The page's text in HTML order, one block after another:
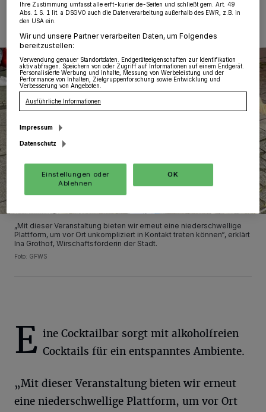
„Mit dieser Veranstaltung bieten wir erneut eine niederschwellige
Plattform, um vor Ort unkompliziert in Kontakt treten können“, erklärt
Ina Grothof, Wirschaftsförderin der Stadt.
Foto: GFWS
E ine Cocktailbar sorgt mit alkoholfreien
Cocktails für ein entspanntes Ambiente.
„Mit dieser Veranstaltung bieten wir erneut
eine niederschwellige Plattform, um vor Ort
Ihre Zustimmung umfasst alle erft-kurier.de-Seiten und schließt gem. Art. 49
Abs. 1 S. 1 lit. a DSGVO auch die Datenverarbeitung außerhalb des EWR, z.B. in
den USA ein.
Wir und unsere Partner verarbeiten Daten, um Folgendes
bereitzustellen:
Verwendung genauer Standortdaten. Endgeräteeigenschaften zur Identifikation
aktiv abfragen. Speichern von oder Zugriff auf Informationen auf einem Endgerät.
Personalisierte Werbung und Inhalte, Messung von Werbeleistung und der
Performance von Inhalten, Zielgruppenforschung sowie Entwicklung und
Verbesserung von Angeboten.
Ausführliche Informationen
Impressum
Datenschutz
Einstellungen oder
Ablehnen
OK